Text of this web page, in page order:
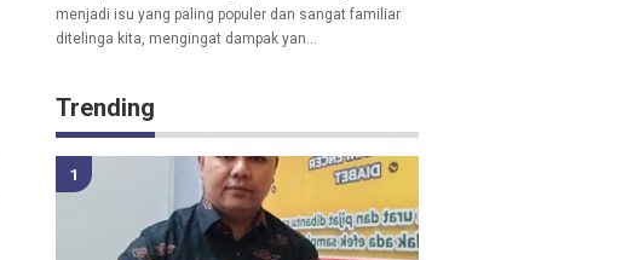
menjadi isu yang paling populer dan sangat familiar
ditelinga kita, mengingat dampak yan...
Trending